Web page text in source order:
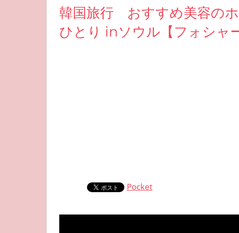
韓国旅行 おすすめ美容の
ひとり inソウル【フォシャ
Pocket